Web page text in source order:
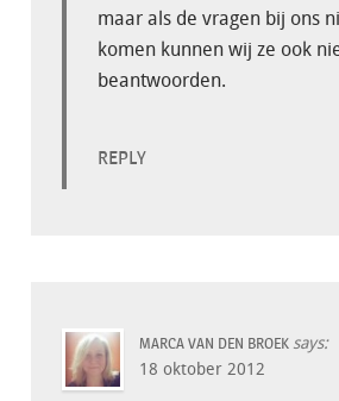
maar als de vragen bij ons
komen kunnen wij ze ook
beantwoorden.
REPLY
MARCA VAN DEN BROEK says:
18 oktober 2012